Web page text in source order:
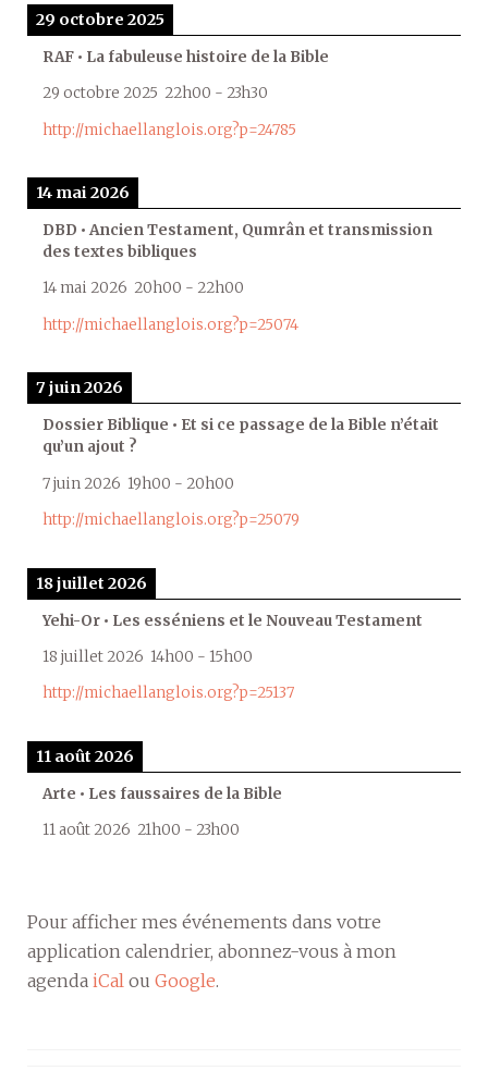
29 octobre 2025
RAF • La fabuleuse histoire de la Bible
29 octobre 2025 22h00 - 23h30
http://michaellanglois.org?p=24785
14 mai 2026
DBD • Ancien Testament, Qumrân et transmission
des textes bibliques
14 mai 2026 20h00 - 22h00
http://michaellanglois.org?p=25074
7 juin 2026
Dossier Biblique • Et si ce passage de la Bible n’était
qu’un ajout ?
7 juin 2026 19h00 - 20h00
http://michaellanglois.org?p=25079
18 juillet 2026
Yehi-Or • Les esséniens et le Nouveau Testament
18 juillet 2026 14h00 - 15h00
http://michaellanglois.org?p=25137
11 août 2026
Arte • Les faussaires de la Bible
11 août 2026 21h00 - 23h00
Pour afficher mes événements dans votre
application calendrier, abonnez-vous à mon
agenda iCal ou Google.